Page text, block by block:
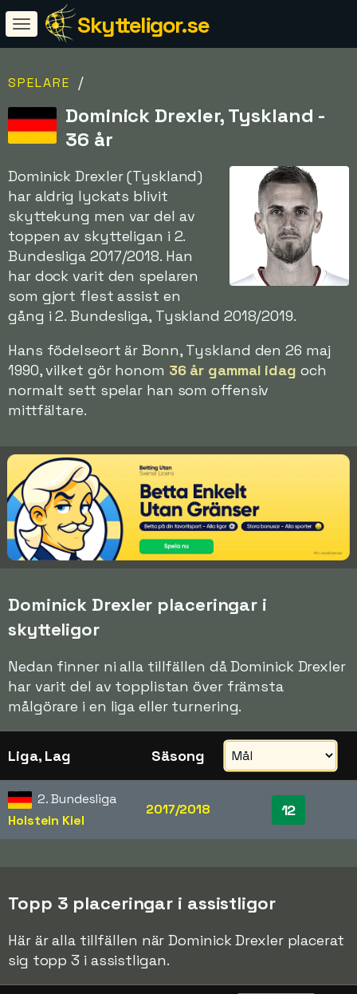
Skytteligor.se
SPELARE /
Dominick Drexler, Tyskland -
36 år
Dominick Drexler (Tyskland)
har aldrig lyckats blivit
skyttekung men var del av
toppen av skytteligan i 2.
Bundesliga 2017/2018. Han
har dock varit den spelaren
som gjort flest assist en
gång i 2. Bundesliga, Tyskland 2018/2019.
Hans födelseort är Bonn, Tyskland den 26 maj
1990, vilket gör honom 36 år gammal idag och
normalt sett spelar han som offensiv
mittfältare.
Dominick Drexler placeringar i
skytteligor
Nedan finner ni alla tillfällen då Dominick Drexler
har varit del av topplistan över främsta
målgörare i en liga eller turnering.
Liga, Lag Säsong
2. Bundesliga
Holstein Kiel
2017/2018 12
Topp 3 placeringar i assistligor
Här är alla tillfällen när Dominick Drexler placerat
sig topp 3 i assistligan.